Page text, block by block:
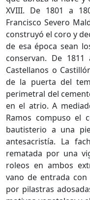
XVIII. De 1801 a
Francisco Severo
construyó el coro y
de esa época sean
conservan. De
Castellanos o
de la puerta del
perimetral del
en el atrio. A
Ramos compuso el
bautisterio a una
antesacristía. La
rematada por una
roleos en ambos
vano de entrada
por pilastras